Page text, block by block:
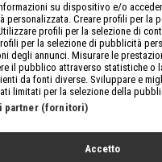
su dispositivo e/o
personalizzata. Creare profili per la
profili per la selezione di
per la selezione di pubblicità
degli annunci. Misurare le
il pubblico attraverso statistiche o
da fonti diverse. Sviluppare e
limitati per la selezione della
partner (fornitori)
Accetto